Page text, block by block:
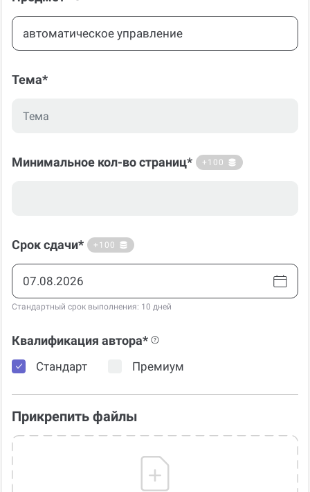
Тема*
Минимальное кол-во страниц* +100
Срок сдачи* +100
Стандартный срок выполнения: 10 дней
Квалификация автора*
Стандарт Премиум
Прикрепить файлы